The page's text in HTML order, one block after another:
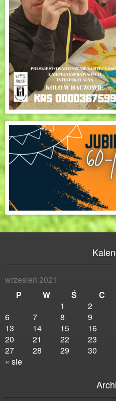
wrzesień 2021
P
W Ś C
« sie
1 2
6
7 8 9
13
14 15 16
20
21 22 23
27
28 29 30